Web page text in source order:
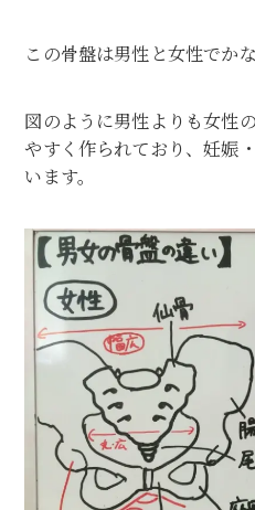
この骨盤は男性と女性でか
図のように男性よりも女性
やすく作られており、妊娠
います。